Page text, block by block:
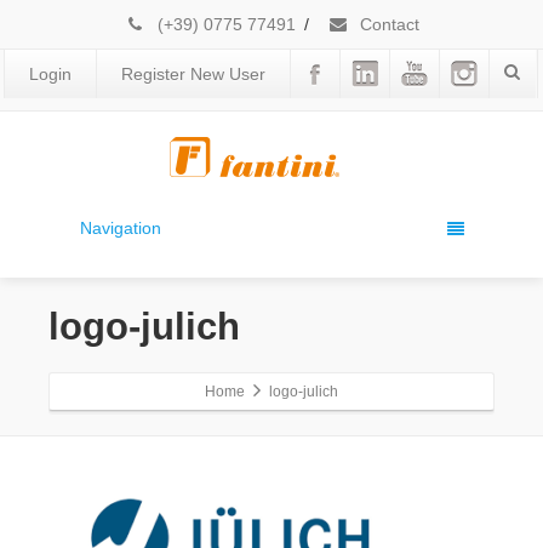
(+39) 0775 77491 / Contact
Login Register New User
Navigation
logo-julich
Home logo-julich